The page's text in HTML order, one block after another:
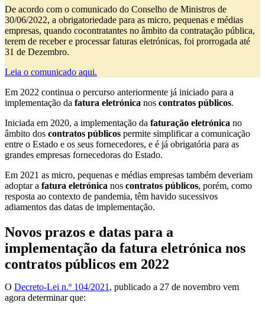
De acordo com o comunicado do Conselho de Ministros de
30/06/2022, a obrigatoriedade para as micro, pequenas e médias
empresas, quando cocontratantes no âmbito da contratação pública,
terem de receber e processar faturas eletrónicas, foi prorrogada até
31 de Dezembro.
Leia o comunicado aqui.
Em 2022 continua o percurso anteriormente já iniciado para a
implementação da fatura eletrónica nos contratos públicos.
Iniciada em 2020, a implementação da faturação eletrónica no
âmbito dos contratos públicos permite simplificar a comunicação
entre o Estado e os seus fornecedores, e é já obrigatória para as
grandes empresas fornecedoras do Estado.
Em 2021 as micro, pequenas e médias empresas também deveriam
adoptar a fatura eletrónica nos contratos públicos, porém, como
resposta ao contexto de pandemia, têm havido sucessivos
adiamentos das datas de implementação.
Novos prazos e datas para a
implementação da fatura eletrónica nos
contratos públicos em 2022
O Decreto-Lei n.º 104/2021 , publicado a 27 de novembro vem
agora determinar que: